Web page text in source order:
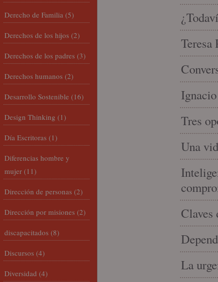
Teresa
Tres
Una
Claves
La
Derecho de Familia (5)
Derechos de los hijos (2)
Derechos de los padres (3)
Derechos humanos (2)
Desarrollo Sostenible (16)
Design Thinking (1)
Día Escritoras (1)
Diferencias hombre y
mujer (11)
Dirección de personas (2)
Dirección por misiones (2)
discapacitados (8)
Discursos (4)
Diversidad (4)